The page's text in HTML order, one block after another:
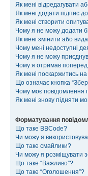
Як мені відредагувати
Як мені додати підпис
Як мені створити
Чому я не можу додати
Як мені змінити або
Чому мені недоступні
Чому я не можу
Чому я отримав
Як мені поскаржитись
Що означає кнопка
Чому моє повідомлення
Як мені знову підняти
Форматування
Що таке BBCode?
Чи можу я
Що таке смайлики?
Чи можу я розміщувати
Що таке “Важливо”?
Що таке “Оголошення”?